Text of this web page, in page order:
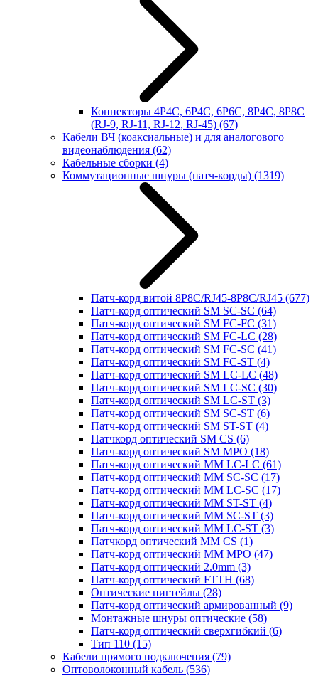
Коннекторы 4P4C, 6P4C, 6P6C, 8P4C, 8P8C
(RJ-9, RJ-11, RJ-12, RJ-45) (67)
Кабели ВЧ (коаксиальные) и для аналогового
видеонаблюдения (62)
Кабельные сборки (4)
Коммутационные шнуры (патч-корды) (1319)
Патч-корд витой 8P8C/RJ45-8P8C/RJ45 (677)
Патч-корд оптический SM SC-SC (64)
Патч-корд оптический SM FC-FC (31)
Патч-корд оптический SM FC-LC (28)
Патч-корд оптический SM FC-SC (41)
Патч-корд оптический SM FC-ST (4)
Патч-корд оптический SM LC-LC (48)
Патч-корд оптический SM LC-SC (30)
Патч-корд оптический SM LC-ST (3)
Патч-корд оптический SM SC-ST (6)
Патч-корд оптический SM ST-ST (4)
Патчкорд оптический SM CS (6)
Патч-корд оптический SM MPO (18)
Патч-корд оптический MM LC-LC (61)
Патч-корд оптический MM SC-SC (17)
Патч-корд оптический MM LC-SC (17)
Патч-корд оптический MM ST-ST (4)
Патч-корд оптический MM SC-ST (3)
Патч-корд оптический MM LC-ST (3)
Патчкорд оптический MM CS (1)
Патч-корд оптический MM MPO (47)
Патч-корд оптический 2.0mm (3)
Патч-корд оптический FTTH (68)
Оптические пигтейлы (28)
Патч-корд оптический армированный (9)
Монтажные шнуры оптические (58)
Патч-корд оптический сверхгибкий (6)
Тип 110 (15)
Кабели прямого подключения (79)
Оптоволоконный кабель (536)